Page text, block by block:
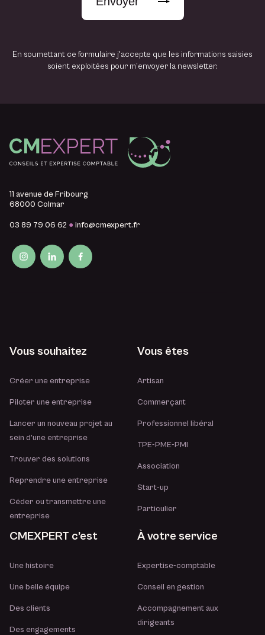
En soumettant ce formulaire j'accepte que les informations saisies
soient exploitées pour m’envoyer la newsletter.
11 avenue de Fribourg
68000 Colmar
03 89 79 06 62 ●info@cmexpert.fr
Vous souhaitez
Créer une entreprise
Piloter une entreprise
Lancer un nouveau projet au
sein d’une entreprise
Trouver des solutions
Reprendre une entreprise
Céder ou transmettre une
entreprise
Vous êtes
Artisan
Commerçant
Professionnel libéral
TPE-PME-PMI
Association
Start-up
Particulier
CMEXPERT c’est
Une histoire
Une belle équipe
Des clients
Des engagements
À votre service
Expertise-comptable
Conseil en gestion
Accompagnement aux
dirigeants